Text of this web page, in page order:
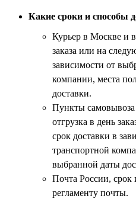
Какие сроки и способы
Курьер в Москве и в
заказа или на
зависимости от
компании, места
доставки.
Пункты
отгрузка в день
срок доставки в
транспортной
выбранной даты
Почта России, срок
регламенту почты.